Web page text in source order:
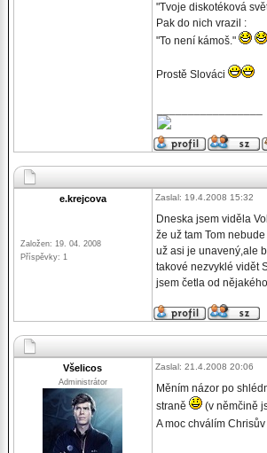
"Tvoje diskotéková
Pak do nich vrazil :
"To není kámoš."
Prostě Slováci
e.krejcova
Založen: 19. 04. 2008
Příspěvky: 1
Zaslal: 19.4.2008 15:32
Dneska jsem viděla
že už tam Tom
už asi je unavený,ale
takové nezvyklé vidět
jsem četla od
Všelicos
Administrátor
Zaslal: 21.4.2008 20:06
Měním názor po
straně
(v němčině
A moc chválím